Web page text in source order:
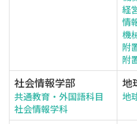
経
情
機
附
附
社会情報学部
共通教育・外国語科目
社会情報学科
地
地